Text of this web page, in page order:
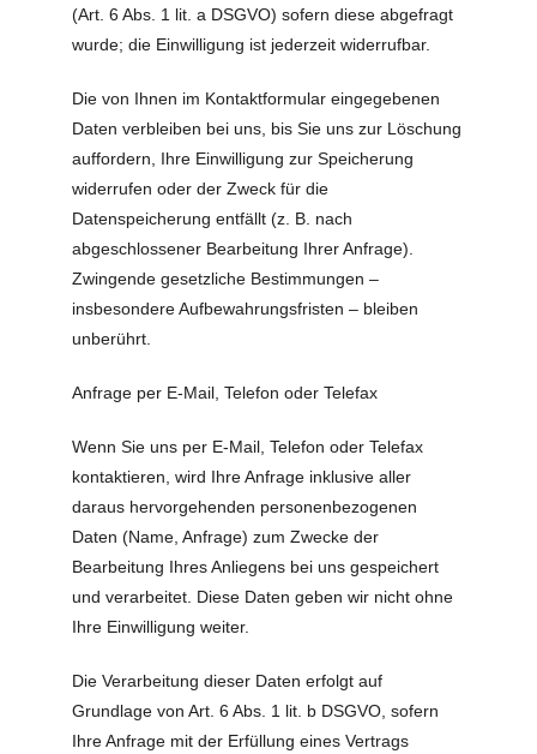
(Art. 6 Abs. 1 lit. a DSGVO) sofern diese abgefragt
wurde; die Einwilligung ist jederzeit widerrufbar.
Die von Ihnen im Kontaktformular eingegebenen
Daten verbleiben bei uns, bis Sie uns zur Löschung
auffordern, Ihre Einwilligung zur Speicherung
widerrufen oder der Zweck für die
Datenspeicherung entfällt (z. B. nach
abgeschlossener Bearbeitung Ihrer Anfrage).
Zwingende gesetzliche Bestimmungen –
insbesondere Aufbewahrungsfristen – bleiben
unberührt.
Anfrage per E-Mail, Telefon oder Telefax
Wenn Sie uns per E-Mail, Telefon oder Telefax
kontaktieren, wird Ihre Anfrage inklusive aller
daraus hervorgehenden personenbezogenen
Daten (Name, Anfrage) zum Zwecke der
Bearbeitung Ihres Anliegens bei uns gespeichert
und verarbeitet. Diese Daten geben wir nicht ohne
Ihre Einwilligung weiter.
Die Verarbeitung dieser Daten erfolgt auf
Grundlage von Art. 6 Abs. 1 lit. b DSGVO, sofern
Ihre Anfrage mit der Erfüllung eines Vertrags